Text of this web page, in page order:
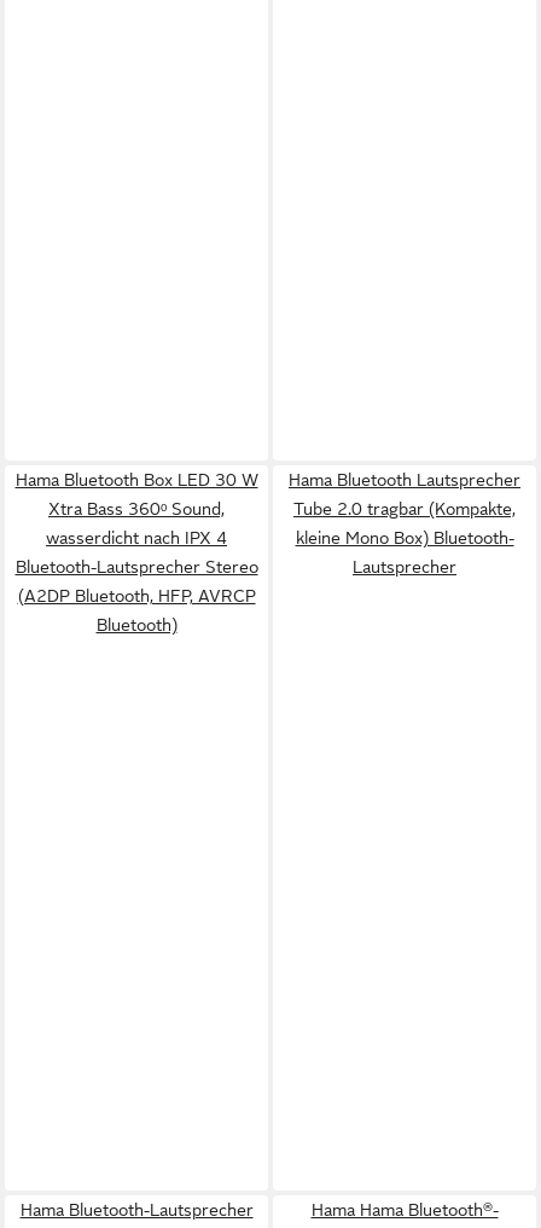
Hama Bluetooth Box LED 30 W
Xtra Bass 360ᵒ Sound,
wasserdicht nach IPX 4
Bluetooth-Lautsprecher Stereo
(A2DP Bluetooth, HFP, AVRCP
Bluetooth)
Hama Bluetooth Lautsprecher
Tube 2.0 tragbar (Kompakte,
kleine Mono Box) Bluetooth-
Lautsprecher
Hama Bluetooth-Lautsprecher
Hama Hama Bluetooth®-